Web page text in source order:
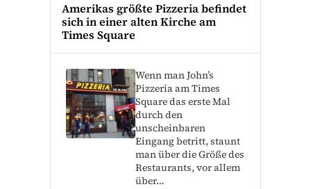
Amerikas größte Pizzeria befindet
sich in einer alten Kirche am
Times Square
Wenn man John’s
Pizzeria am Times
Square das erste Mal
durch den
unscheinbaren
Eingang betritt, staunt
man über die Größe des
Restaurants, vor allem
über…